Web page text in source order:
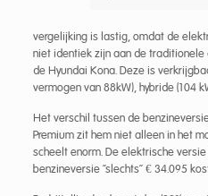
vergelijking is lastig, omdat de
niet identiek zijn aan de traditionele
de Hyundai Kona. Deze is
vermogen van 88kW), hybride (104
Het verschil tussen de
Premium zit hem niet alleen in het
scheelt enorm. De elektrische
benzineversie “slechts” € 34.095